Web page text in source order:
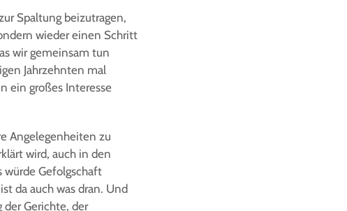
Spaltung beizutragen,
wieder einen Schritt
wir gemeinsam tun
Jahrzehnten mal
ein großes Interesse
Angelegenheiten zu
wird, auch in den
Gefolgschaft
da auch was dran. Und
Gerichte, der